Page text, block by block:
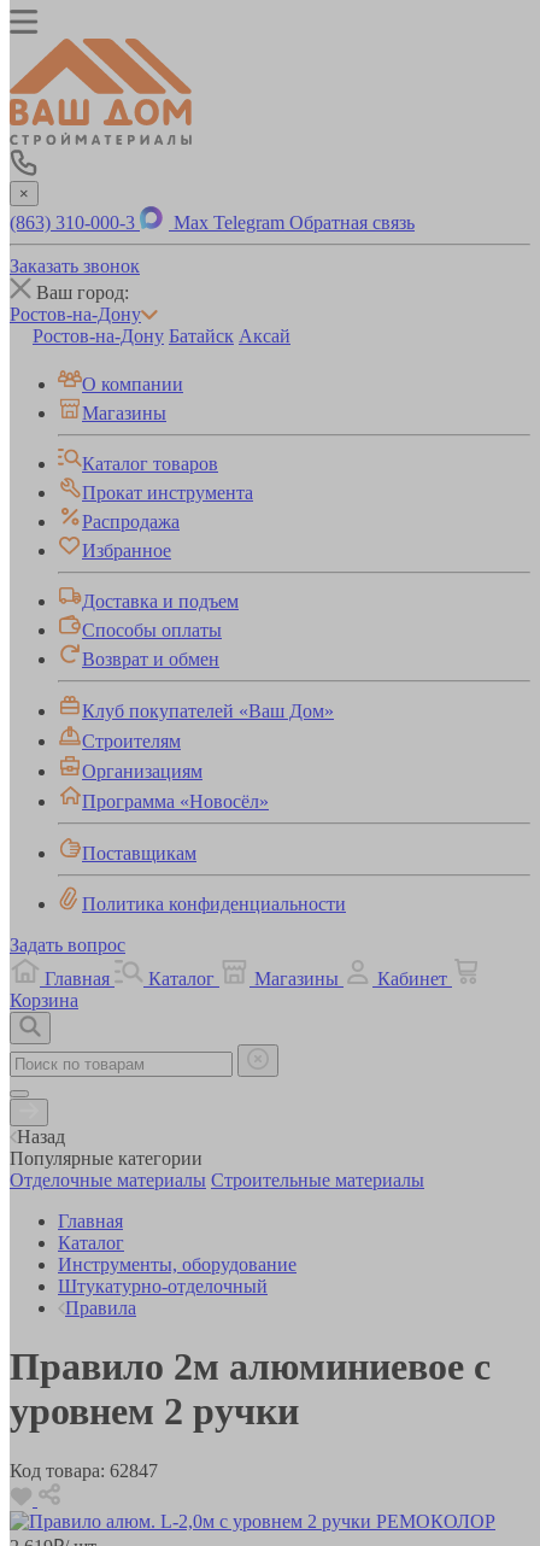
×
(863) 310-000-3 Max Telegram Обратная связь
Заказать звонок
Ваш город:
Ростов-на-Дону
Ростов-на-Дону Батайск Аксай
О компании
Магазины
Каталог товаров
Прокат инструмента
Распродажа
Избранное
Доставка и подъем
Способы оплаты
Возврат и обмен
Клуб покупателей «Ваш Дом»
Строителям
Организациям
Программа «Новосёл»
Поставщикам
Политика конфиденциальности
Задать вопрос
Главная
Каталог Магазины
Кабинет
Корзина
Назад
Популярные категории
Отделочные материалы Строительные материалы
Главная
Каталог
Инструменты, оборудование
Штукатурно-отделочный
Правила
Правило 2м алюминиевое с
уровнем 2 ручки
Код товара: 62847